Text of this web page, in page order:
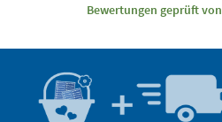
Bewertungen geprüft von